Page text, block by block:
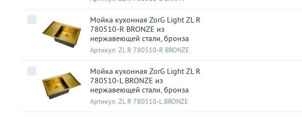
Мойка кухонная ZorG Light ZL R
780510-R BRONZE из
нержавеющей стали, бронза
Артикул: ZL R 780510-R BRONZE
Мойка кухонная ZorG Light ZL R
780510-L BRONZE из
нержавеющей стали, бронза
Артикул: ZL R 780510-L BRONZE